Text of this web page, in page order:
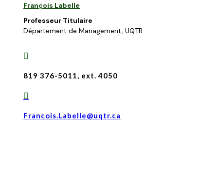
François Labelle
Professeur Titulaire
Département de Management, UQTR

819 376-5011, ext. 4050

Francois.Labelle@uqtr.ca